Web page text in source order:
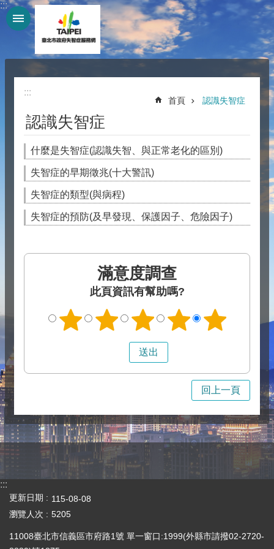
跳到主要內容區塊
:::
:::
首頁 認識失智症
認識失智症
什麼是失智症(認識失智、與正常老化的區別)
失智症的早期徵兆(十大警訊)
失智症的類型(與病程)
失智症的預防(及早發現、保護因子、危險因子)
滿意度調查
此頁資訊有幫助嗎?
回上一頁
:::
更新日期
115-08-08
瀏覽人次
5205
11008臺北市信義區市府路1號 單一窗口:1999(外縣市請撥02-2720-